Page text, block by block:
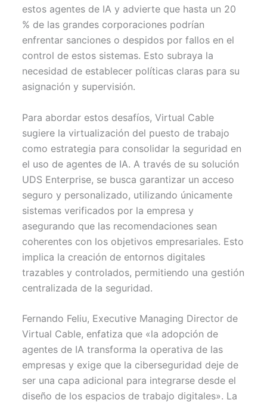
estos agentes de IA y advierte que hasta un 20
% de las grandes corporaciones podrían
enfrentar sanciones o despidos por fallos en el
control de estos sistemas. Esto subraya la
necesidad de establecer políticas claras para su
asignación y supervisión.
Para abordar estos desafíos, Virtual Cable
sugiere la virtualización del puesto de trabajo
como estrategia para consolidar la seguridad en
el uso de agentes de IA. A través de su solución
UDS Enterprise, se busca garantizar un acceso
seguro y personalizado, utilizando únicamente
sistemas verificados por la empresa y
asegurando que las recomendaciones sean
coherentes con los objetivos empresariales. Esto
implica la creación de entornos digitales
trazables y controlados, permitiendo una gestión
centralizada de la seguridad.
Fernando Feliu, Executive Managing Director de
Virtual Cable, enfatiza que «la adopción de
agentes de IA transforma la operativa de las
empresas y exige que la ciberseguridad deje de
ser una capa adicional para integrarse desde el
diseño de los espacios de trabajo digitales». La